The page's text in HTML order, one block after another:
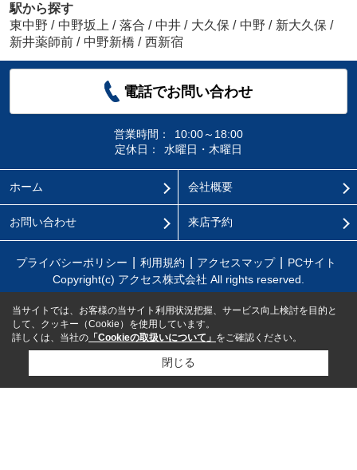
駅から探す
東中野 / 中野坂上 / 落合 / 中井 / 大久保 / 中野 / 新大久保 /
新井薬師前 / 中野新橋 / 西新宿
電話でお問い合わせ
営業時間：
10:00～18:00
定休日：
水曜日・木曜日
ホーム 会社概要
お問い合わせ 来店予約
プライバシーポリシー 利用規約 アクセスマップ
PCサイト
Copyright(c) アクセス株式会社 All rights reserved.
当サイトでは、お客様の当サイト利用状況把握、サービス向上検討を目的と
して、クッキー（Cookie）を使用しています。
詳しくは、当社の 「Cookieの取扱いについて」 をご確認ください。
閉じる